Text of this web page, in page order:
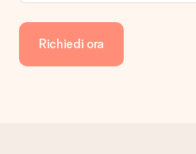
Richiedi ora